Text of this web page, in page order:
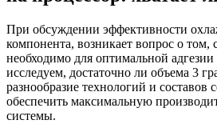
При обсуждении эффективности
компонента, возникает вопрос о том,
необходимо для оптимальной
исследуем, достаточно ли объема 3
разнообразие технологий и составов
обеспечить максимальную
системы.